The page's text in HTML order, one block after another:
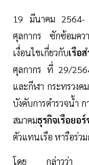
19 มีนาคม
ศุลกากร ซักซ้อมค
เงื่อนไขเกี่ยวกับเรือ
ศุลกากร ที่ 29/
และกีฬา กระทรวงค
บังคับการตำรวจน้ำ
สมาคมธุรกิจเรือยอ
ตัวแทนเรือ หารือร่ว
โดย กล่าวว่า ตา